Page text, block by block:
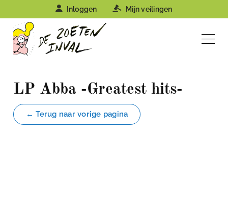
Inloggen Mijn veilingen
LP Abba -Greatest hits-
← Terug naar vorige pagina